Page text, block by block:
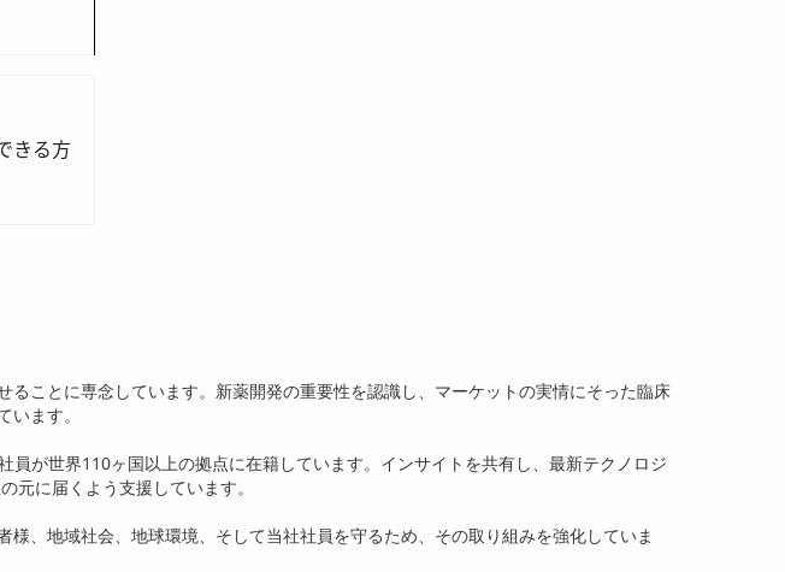
きる方
ことに専念しています。新薬開発の重要性を認識し、マーケットの実情にそった臨床
ます。
員が世界110ヶ国以上の拠点に在籍しています。インサイトを共有し、最新テクノロジ
元に届くよう支援しています。
、地域社会、地球環境、そして当社社員を守るため、その取り組みを強化していま